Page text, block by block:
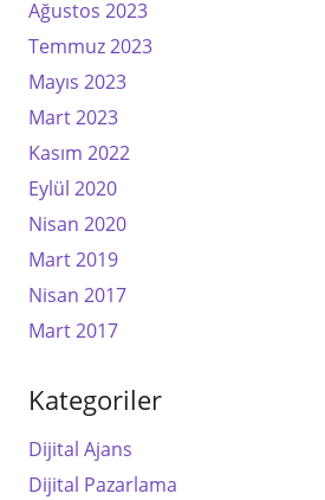
Ağustos 2023
Temmuz 2023
Mayıs 2023
Mart 2023
Kasım 2022
Eylül 2020
Nisan 2020
Mart 2019
Nisan 2017
Mart 2017
Kategoriler
Dijital Ajans
Dijital Pazarlama